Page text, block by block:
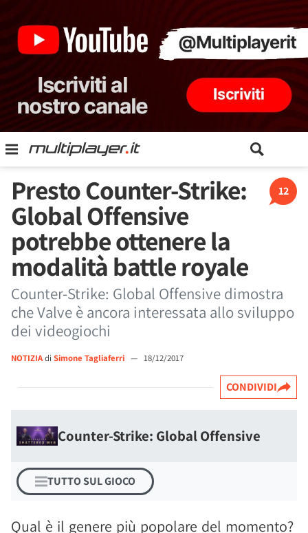
12
Presto Counter-Strike:
Global Offensive
potrebbe ottenere la
modalità battle royale
Counter-Strike: Global Offensive dimostra
che Valve è ancora interessata allo sviluppo
dei videogiochi
NOTIZIAdi Simone Tagliaferri — 18/12/2017
CONDIVIDI
Counter-Strike: Global Offensive
TUTTO SUL GIOCO
Qual è il genere più popolare del momento?